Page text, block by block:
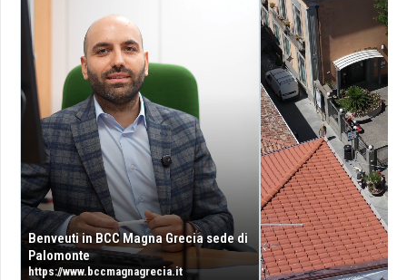
Benveuti in BCC Magna Grecia sede di
Palomonte
https://www.bccmagnagrecia.it